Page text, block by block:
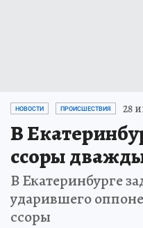
НОВОСТИ ПРОИСШЕСТВИЯ 28
В
ссоры
В Екатеринбурге
ударившего
ссоры